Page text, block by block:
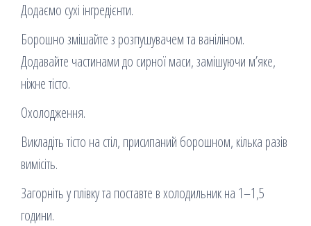
Додаємо сухі інгредієнти.
Борошно змішайте з розпушувачем та ваніліном.
Додавайте частинами до сирної маси, замішуючи м’яке,
ніжне тісто.
Охолодження.
Викладіть тісто на стіл, присипаний борошном, кілька разів
вимісіть.
Загорніть у плівку та поставте в холодильник на 1–1,5
години.